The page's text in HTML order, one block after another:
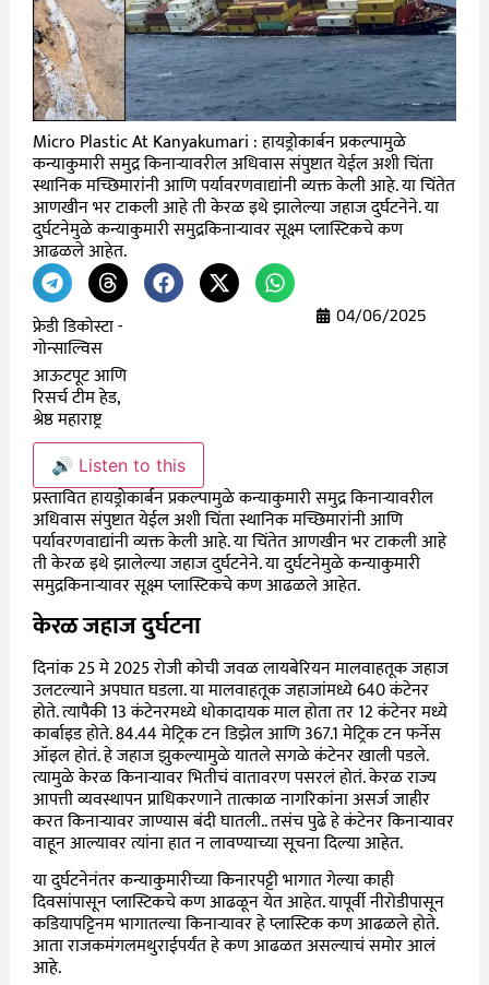
Micro Plastic At Kanyakumari : हायड्रोकार्बन प्रकल्पामुळे
कन्याकुमारी समुद्र किनाऱ्यावरील अधिवास संपुष्टात येईल अशी चिंता
स्थानिक मच्छिमारांनी आणि पर्यावरणवाद्यांनी व्यक्त केली आहे. या चिंतेत
आणखीन भर टाकली आहे ती केरळ इथे झालेल्या जहाज दुर्घटनेने. या
दुर्घटनेमुळे कन्याकुमारी समुद्रकिनाऱ्यावर सूक्ष्म प्लास्टिकचे कण
आढळले आहेत.
फ्रेडी डिकोस्टा -
गोन्साल्विस
आऊटपूट आणि
रिसर्च टीम हेड,
श्रेष्ठ महाराष्ट्र
04/06/2025
🔊 Listen to this
प्रस्तावित हायड्रोकार्बन प्रकल्पामुळे कन्याकुमारी समुद्र किनाऱ्यावरील
अधिवास संपुष्टात येईल अशी चिंता स्थानिक मच्छिमारांनी आणि
पर्यावरणवाद्यांनी व्यक्त केली आहे. या चिंतेत आणखीन भर टाकली आहे
ती केरळ इथे झालेल्या जहाज दुर्घटनेने. या दुर्घटनेमुळे कन्याकुमारी
समुद्रकिनाऱ्यावर सूक्ष्म प्लास्टिकचे कण आढळले आहेत.
केरळ जहाज दुर्घटना
दिनांक 25 मे 2025 रोजी कोची जवळ लायबेरियन मालवाहतूक जहाज
उलटल्याने अपघात घडला. या मालवाहतूक जहाजांमध्ये 640 कंटेनर
होते. त्यापैकी 13 कंटेनरमध्ये धोकादायक माल होता तर 12 कंटेनर मध्ये
कार्बाइड होते. 84.44मेट्रिक टन डिझेल आणि 367.1 मेट्रिक टन फर्नेस
ऑइल होतं. हे जहाज झुकल्यामुळे यातले सगळे कंटेनर खाली पडले.
त्यामुळे केरळ किनाऱ्यावर भितीचं वातावरण पसरलं होतं. केरळ राज्य
आपत्ती व्यवस्थापन प्राधिकरणाने तात्काळ नागरिकांना असर्ज जाहीर
करत किनाऱ्यावर जाण्यास बंदी घातली.. तसंच पुढे हे कंटेनर किनाऱ्यावर
वाहून आल्यावर त्यांना हात न लावण्याच्या सूचना दिल्या आहेत.
या दुर्घटनेनंतर कन्याकुमारीच्या किनारपट्टी भागात गेल्या काही
दिवसांपासून प्लास्टिकचे कण आढळून येत आहेत. यापूर्वी नीरोडीपासून
कडियापट्टिनम भागातल्या किनाऱ्यावर हे प्लास्टिक कण आढळले होते.
आता राजकमंगलमथुराईपर्यंत हे कण आढळत असल्याचं समोर आलं
आहे.